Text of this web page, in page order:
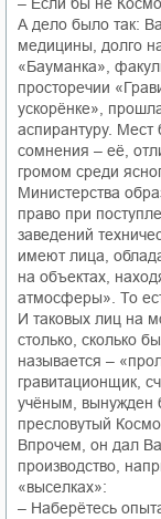
– Если бы не
А дело было так:
медицины, долго
«Бауманка»,
просторечии
ускорёнке»,
аспирантуру.
сомнения – её,
громом среди
Министерства
право при
заведений
имеют лица,
на объектах,
атмосферы». То
И таковых лиц на
столько, сколько
называется –
гравитационщик,
учёным, вынужден
пресловутый
Впрочем, он дал
производство,
«выселках»:
– Наберётесь